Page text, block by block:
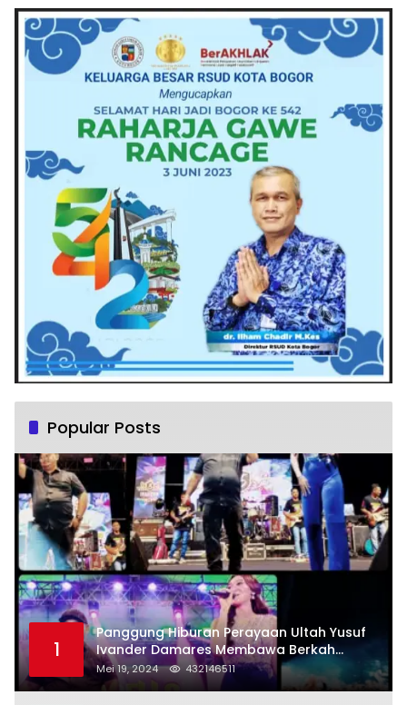
Popular Posts
1
Panggung Hiburan Perayaan Ultah Yusuf
Ivander Damares Membawa Berkah
Warga Kejapanan
Mei 19, 2024 432146511